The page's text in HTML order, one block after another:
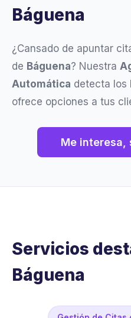
Báguena
¿Cansado de apuntar
de Báguena? Nuestra
Automática detecta los
ofrece opciones a tus
Me interesa,
Servicios
Báguena